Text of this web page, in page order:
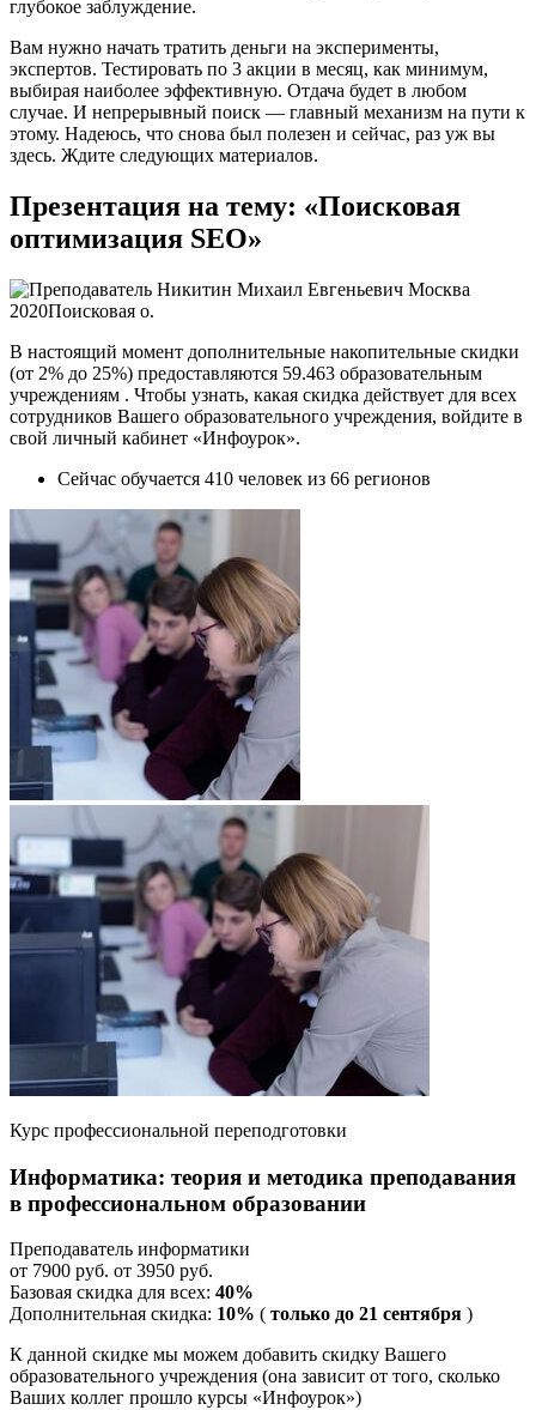
глубокое заблуждение.
Вам нужно начать тратить деньги на эксперименты,
экспертов. Тестировать по 3 акции в месяц, как минимум,
выбирая наиболее эффективную. Отдача будет в любом
случае. И непрерывный поиск — главный механизм на пути к
этому. Надеюсь, что снова был полезен и сейчас, раз уж вы
здесь. Ждите следующих материалов.
Презентация на тему: «Поисковая
оптимизация SEO»
В настоящий момент дополнительные накопительные скидки
(от 2% до 25%) предоставляются 59.463 образовательным
учреждениям . Чтобы узнать, какая скидка действует для всех
сотрудников Вашего образовательного учреждения, войдите в
свой личный кабинет «Инфоурок».
Сейчас обучается 410 человек из 66 регионов
Курс профессиональной переподготовки
Информатика: теория и методика преподавания
в профессиональном образовании
Преподаватель информатики
от 7900 руб. от 3950 руб.
Базовая скидка для всех: 40%
Дополнительная скидка: 10% ( только до 21 сентября )
К данной скидке мы можем добавить скидку Вашего
образовательного учреждения (она зависит от того, сколько
Ваших коллег прошло курсы «Инфоурок»)